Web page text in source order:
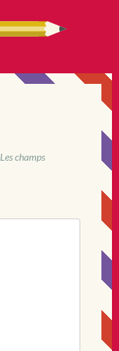
Les champs